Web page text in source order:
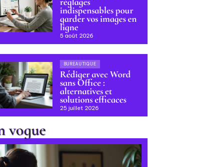
indispensables pour
garder vos images en
ligne
5 août 2026
BUREAUTIQUE
Rédiger avec Word
sans Office :
alternatives et
solutions efficaces
25 juillet 2026
vogue